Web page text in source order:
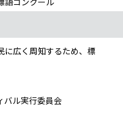
に広く周知するため、標
バル実行委員会